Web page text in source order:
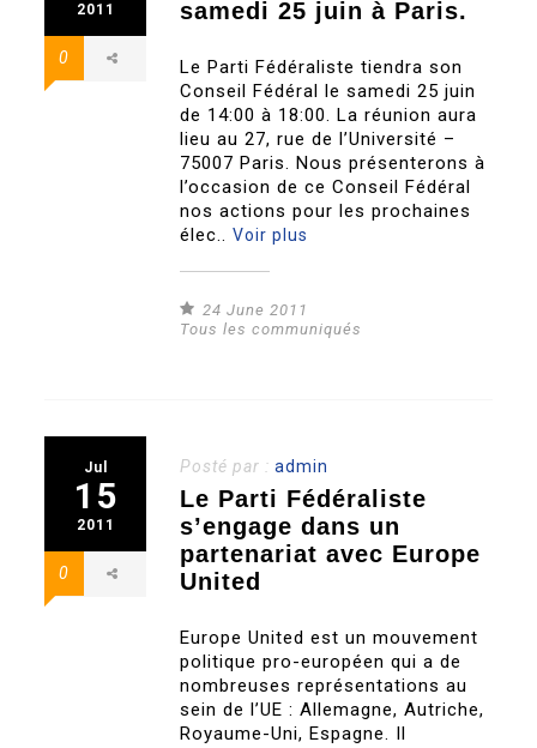
2011
0
samedi 25 juin à Paris.
Le Parti Fédéraliste tiendra son
Conseil Fédéral le samedi 25 juin
de 14:00 à 18:00. La réunion aura
lieu au 27, rue de l’Université –
75007 Paris. Nous présenterons à
l’occasion de ce Conseil Fédéral
nos actions pour les prochaines
élec..Voir plus
24 June 2011
Tous les communiqués
Jul
15
2011
0
Posté par :admin
Le Parti Fédéraliste
s’engage dans un
partenariat avec Europe
United
Europe United est un mouvement
politique pro-européen qui a de
nombreuses représentations au
sein de l’UE : Allemagne, Autriche,
Royaume-Uni, Espagne. Il